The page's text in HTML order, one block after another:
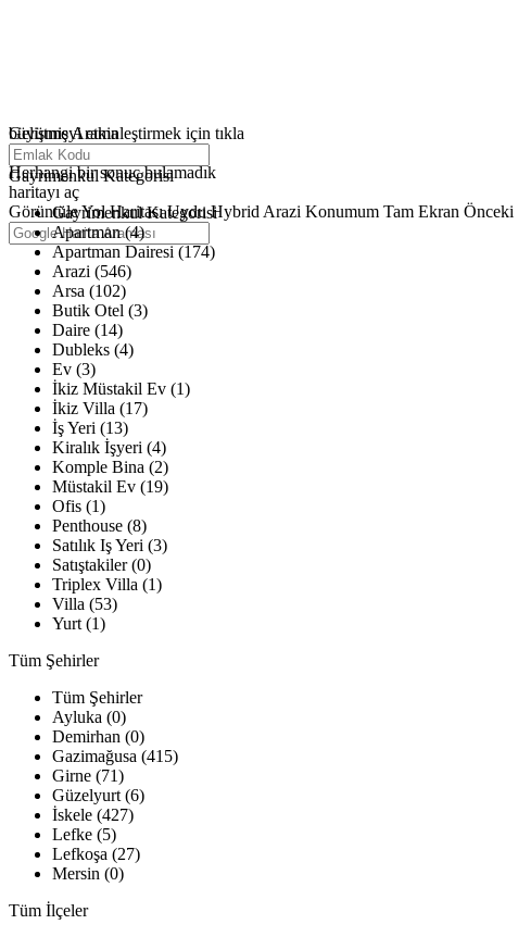
büyütmeyi etkinleştirmek için tıkla
Haritalar yükleniyor
Herhangi bir sonuç bulamadık
haritayı aç
GörüntüleYol Haritası Uydu Hybrid Arazi Konumum Tam Ekran Önceki
Gelişmiş Arama
Gayrimenkul Kategorisi
Gayrimenkul Kategorisi
Apartman (4)
Apartman Dairesi (174)
Arazi (546)
Arsa (102)
Butik Otel (3)
Daire (14)
Dubleks (4)
Ev (3)
İkiz Müstakil Ev (1)
İkiz Villa (17)
İş Yeri (13)
Kiralık İşyeri (4)
Komple Bina (2)
Müstakil Ev (19)
Ofis (1)
Penthouse (8)
Satılık Iş Yeri (3)
Satıştakiler (0)
Triplex Villa (1)
Villa (53)
Yurt (1)
Tüm Şehirler
Tüm Şehirler
Ayluka (0)
Demirhan (0)
Gazimağusa (415)
Girne (71)
Güzelyurt (6)
İskele (427)
Lefke (5)
Lefkoşa (27)
Mersin (0)
Tüm İlçeler